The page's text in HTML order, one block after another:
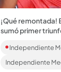
¡Qué remontada!
sumó primer
ante Pasto en el
Amaranto en la
por mejorar,...
Independiente
Independiente